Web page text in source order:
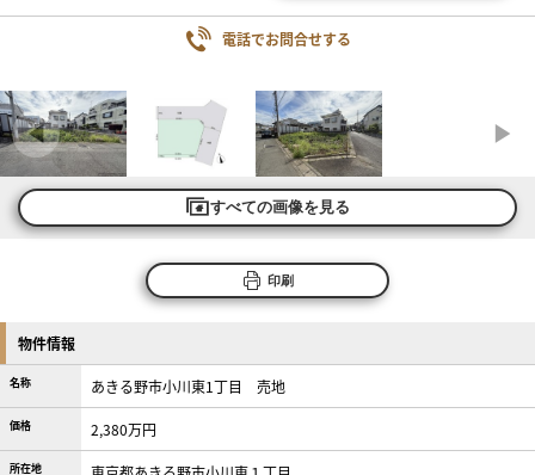
電話でお問合せする
すべての画像を見る
印刷
物件情報
名称 あきる野市小川東1丁目 売地
価格 2,380万円
所在地